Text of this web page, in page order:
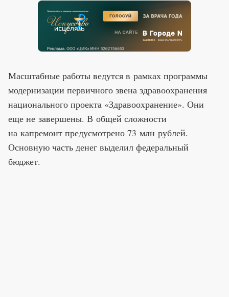
Масштабные работы ведутся в рамках программы
модернизации первичного звена здравоохранения
национального проекта «Здравоохранение». Они
еще не завершены. В общей сложности
на капремонт предусмотрено 73 млн рублей.
Основную часть денег выделил федеральный
бюджет.